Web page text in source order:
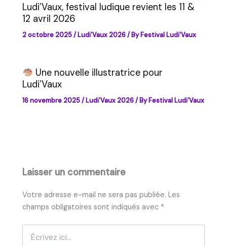
Ludi’Vaux, festival ludique revient les 11 &
12 avril 2026
2 octobre 2025/Ludi'Vaux 2026/ ByFestival Ludi'Vaux
Une nouvelle illustratrice pour
Ludi’Vaux
16 novembre 2025/Ludi'Vaux 2026/ ByFestival Ludi'Vaux
Laisser un commentaire
Votre adresse e-mail ne sera pas publiée. Les
champs obligatoires sont indiqués avec *
ici…